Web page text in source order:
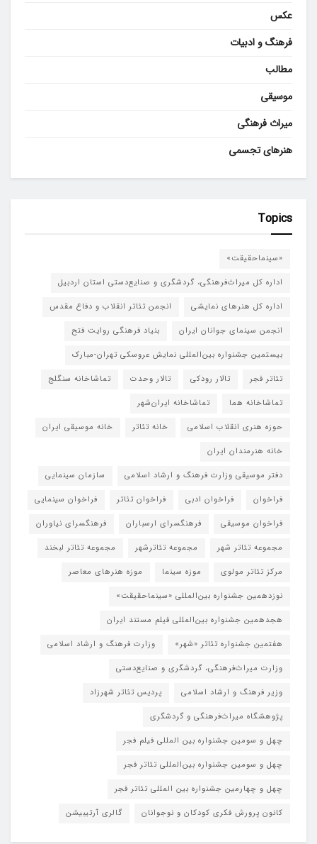
عکس
فرهنگ و ادبیات
مطالب
موسیقی
میراث فرهنگی
هنرهای تجسمی
Topics
«سینماحقیقت»
اداره کل میراث‌فرهنگی، گردشگری و صنایع‌دستی استان اردبیل
اداره کل هنرهای نمایشی
انجمن تئاتر انقلاب و دفاع مقدس
انجمن سینمای جوانان ایران
بنیاد فرهنگی روایت فتح
بیستمین جشنواره بین‌المللی نمایش عروسکی تهران-مبارک
تئاتر فجر
تالار رودکی تالار وحدت
تماشاخانه سنگلج
تماشاخانه هما
تماشاخانه‌ ایران‌شهر
حوزه هنری انقلاب اسلامی
خانه تئاتر
خانه موسیقی ایران
خانه هنرمندان ایران
دفتر موسیقی وزارت فرهنگ و ارشاد اسلامی
سازمان سینمایی
فراخوان
فراخوان ادبی فراخوان تئاتر
فراخوان سینمایی
فراخوان موسیقی
فرهنگسرای ارسباران
فرهنگسرای نیاوران
مجموعه تئاتر شهر
مجموعه تئاترشهر
مجموعه تئاتر لبخند
مرکز تئاتر مولوی
موزه سینما
موزه هنرهای معاصر
نوزدهمین جشنواره بین‌المللی «سینماحقیقت»
هجدهمین جشنواره بین‌المللی فیلم مستند ایران
هفتمین جشنواره تئاتر «شهر»
وزارت فرهنگ و ارشاد اسلامی
وزارت میراث‌فرهنگی، گردشگری و صنایع‌دستی
وزیر فرهنگ و ارشاد اسلامی
پردیس تئاتر شهرزاد
پژوهشگاه میراث‌فرهنگی و گردشگری
چهل و سومین جشنواره بین المللی فیلم فجر
چهل و سومین جشنواره بین‌المللی تئاتر فجر
چهل و چهارمین جشنواره بین المللی تئاتر فجر
کانون پرورش فکری کودکان و نوجوانان
گالری آرتیبیشن